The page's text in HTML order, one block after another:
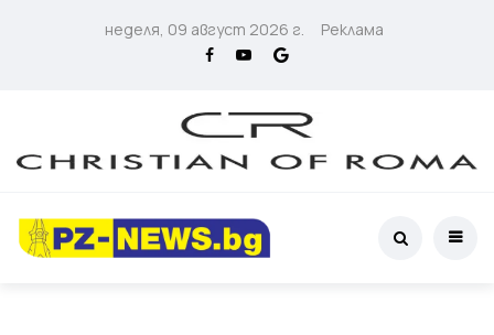
неделя, 09 август 2026 г. Реклама